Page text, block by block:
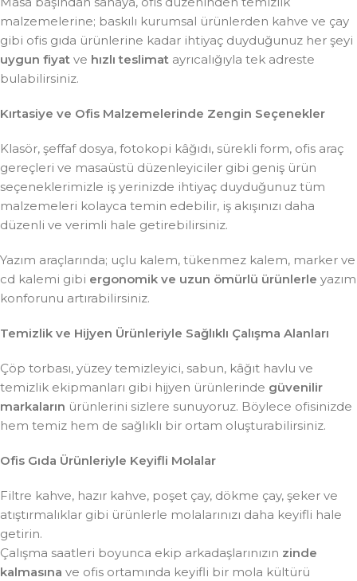
malzemelerine; baskılı kurumsal ürünlerden kahve ve çay
gibi ofis gıda ürünlerine kadar ihtiyaç duyduğunuz her şeyi
uygun fiyat ve hızlı teslimat ayrıcalığıyla tek adreste
bulabilirsiniz.
Kırtasiye ve Ofis Malzemelerinde Zengin Seçenekler
Klasör, şeffaf dosya, fotokopi kâğıdı, sürekli form, ofis araç
gereçleri ve masaüstü düzenleyiciler gibi geniş ürün
seçeneklerimizle iş yerinizde ihtiyaç duyduğunuz tüm
malzemeleri kolayca temin edebilir, iş akışınızı daha
düzenli ve verimli hale getirebilirsiniz.
Yazım araçlarında; uçlu kalem, tükenmez kalem, marker ve
cd kalemi gibi ergonomik ve uzun ömürlü ürünlerle yazım
konforunu artırabilirsiniz.
Temizlik ve Hijyen Ürünleriyle Sağlıklı Çalışma Alanları
Çöp torbası, yüzey temizleyici, sabun, kâğıt havlu ve
temizlik ekipmanları gibi hijyen ürünlerinde güvenilir
markaların ürünlerini sizlere sunuyoruz. Böylece ofisinizde
hem temiz hem de sağlıklı bir ortam oluşturabilirsiniz.
Ofis Gıda Ürünleriyle Keyifli Molalar
Filtre kahve, hazır kahve, poşet çay, dökme çay, şeker ve
atıştırmalıklar gibi ürünlerle molalarınızı daha keyifli hale
getirin.
Çalışma saatleri boyunca ekip arkadaşlarınızın zinde
kalmasına ve ofis ortamında keyifli bir mola kültürü